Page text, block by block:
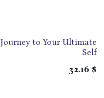
Journey to Your Ultimate
Self
$
32.16